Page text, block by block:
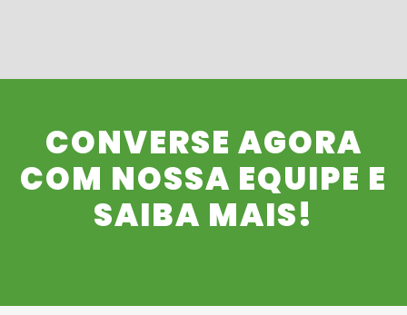
CONVERSE AGORA
COM NOSSA EQUIPE E
SAIBA MAIS!